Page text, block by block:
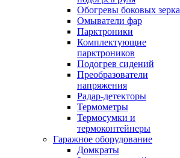
Обогревы боковых
Омыватели фар
Парктроники
Комплектующие
парктроников
Подогрев сидений
Преобразователи
напряжения
Радар-детекторы
Термометры
Термосумки и
термоконтейнеры
Гаражное оборудование
Домкраты